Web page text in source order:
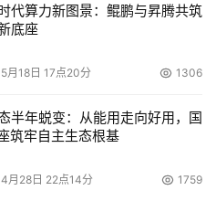
代算力新图景：鲲鹏与昇腾共筑
底座
月18日 17点20分 1306
半年蜕变：从能用走向好用，国
筑牢自主生态根基
月28日 22点14分 1759